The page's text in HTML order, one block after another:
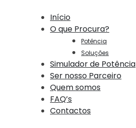
Início
O que Procura?
Potência
Soluções
Simulador de Potência
Ser nosso Parceiro
Quem somos
FAQ’s
Contactos